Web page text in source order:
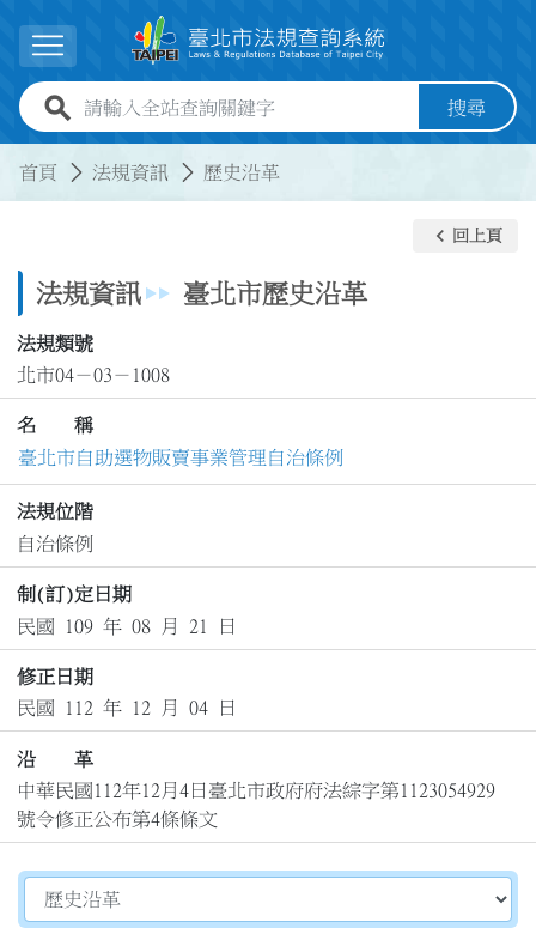
展開選單
全站查詢關鍵字欄位 搜尋
首頁 法規資訊 歷史沿革
法規資訊 臺北市歷史沿革
keyboard_arrow_left 回上頁
法規類號
北市04－03－1008
名 稱
臺北市自助選物販賣事業管理自治條例
法規位階
自治條例
制(訂)定日期
民國 109 年 08 月 21 日
修正日期
民國 112 年 12 月 04 日
沿 革
中華民國112年12月4日臺北市政府府法綜字第1123054929
號令修正公布第4條條文
切換選擇法規資訊內容